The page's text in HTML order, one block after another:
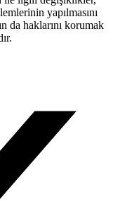
yapılmasını
da ⁤haklarını korumak